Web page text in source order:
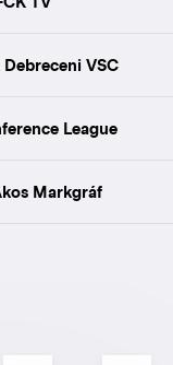
VSC
League
Markgráf